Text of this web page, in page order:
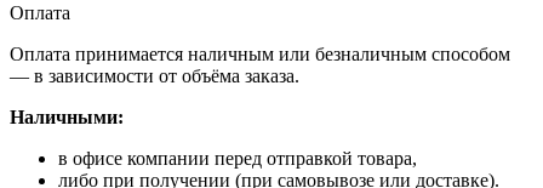
Оплата
Оплата принимается наличным или безналичным способом
— в зависимости от объёма заказа.
Наличными:
в офисе компании перед отправкой товара,
либо при получении (при самовывозе или доставке).